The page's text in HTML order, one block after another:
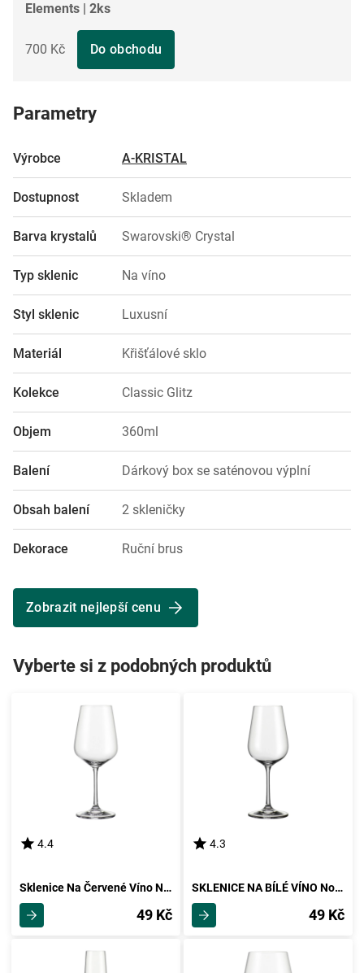
Elements | 2ks
700 Kč Do obchodu
Parametry
Výrobce A-KRISTAL
Dostupnost Skladem
Barva krystalů Swarovski® Crystal
Typ sklenic Na víno
Styl sklenic Luxusní
Materiál Křišťálové sklo
Kolekce Classic Glitz
Objem 360ml
Balení Dárkový box se saténovou výplní
Obsah balení 2 skleničky
Dekorace Ruční brus
Zobrazit nejlepší cenu
Vyberte si z podobných produktů
4.4
Sklenice Na Červené Víno Norma
49 Kč
4.3
SKLENICE NA BÍLÉ VÍNO Norma
49 Kč